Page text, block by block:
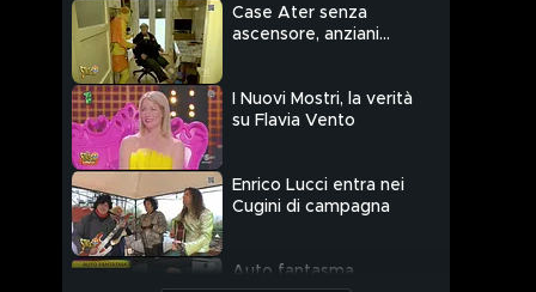
Case Ater senza
ascensore, anziani
I Nuovi Mostri, la verità
su Flavia Vento
Enrico Lucci entra nei
Cugini di campagna
Auto fantasma,